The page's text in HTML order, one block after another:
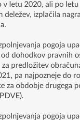
v letu 2020, ali po
deležev, izplačila
pogoja
dohodkov pravnih
predložitev
pa najpozneje do
za obdobje drugega
pogoja